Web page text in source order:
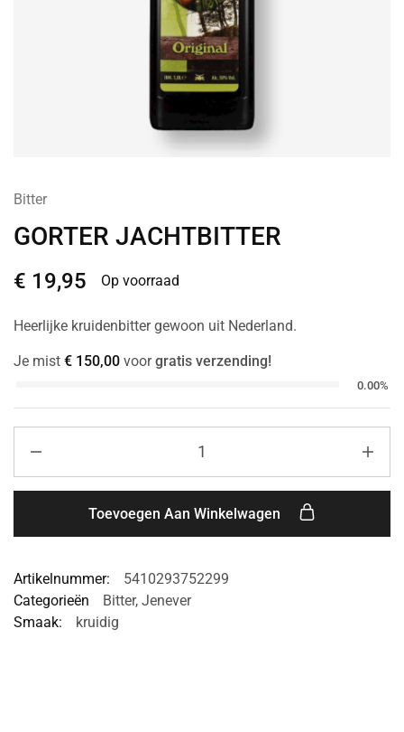
Bitter
GORTER JACHTBITTER
€ 19,95 Op voorraad
Heerlijke kruidenbitter gewoon uit Nederland.
Je mist € 150,00 voorgratis verzending!
0.00%
Toevoegen Aan Winkelwagen
Artikelnummer:
5410293752299
Categorieën
Bitter, Jenever
Smaak:
kruidig